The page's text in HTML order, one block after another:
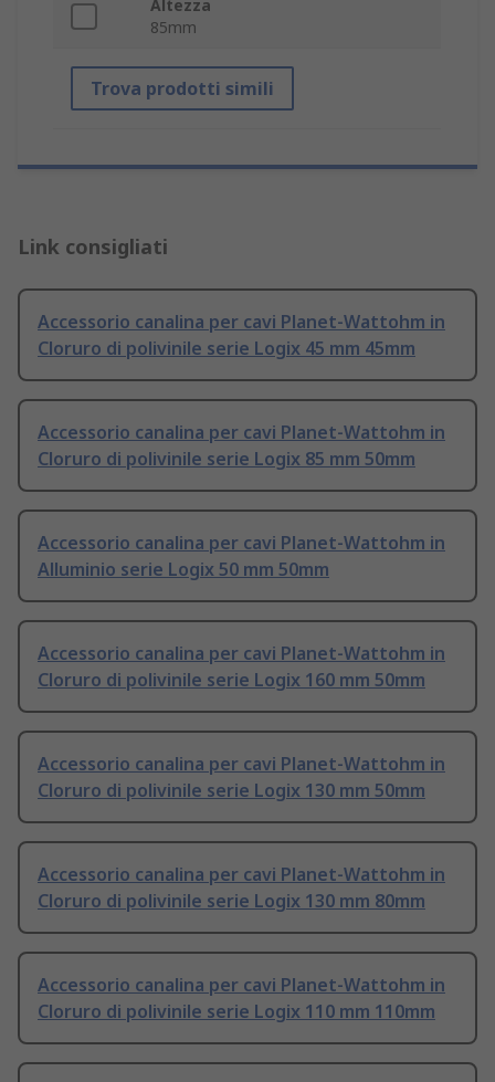
Altezza
85mm
Trova prodotti simili
Link consigliati
Accessorio canalina per cavi Planet-Wattohm in
Cloruro di polivinile serie Logix 45 mm 45mm
Accessorio canalina per cavi Planet-Wattohm in
Cloruro di polivinile serie Logix 85 mm 50mm
Accessorio canalina per cavi Planet-Wattohm in
Alluminio serie Logix 50 mm 50mm
Accessorio canalina per cavi Planet-Wattohm in
Cloruro di polivinile serie Logix 160 mm 50mm
Accessorio canalina per cavi Planet-Wattohm in
Cloruro di polivinile serie Logix 130 mm 50mm
Accessorio canalina per cavi Planet-Wattohm in
Cloruro di polivinile serie Logix 130 mm 80mm
Accessorio canalina per cavi Planet-Wattohm in
Cloruro di polivinile serie Logix 110 mm 110mm